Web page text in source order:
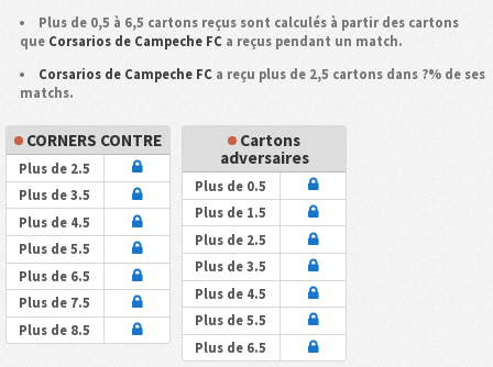
Plus de 0,5 à 6,5 cartons reçus sont calculés à partir des cartons
que Corsarios de Campeche FCa reçus pendant un match.
Corsarios de Campeche FC a reçu plus de 2,5 cartons dans ?% de ses
matchs.
CORNERS CONTRE
Plus de 2.5
Plus de 3.5
Plus de 4.5
Plus de 5.5
Plus de 6.5
Plus de 7.5
Plus de 8.5
Cartons
adversaires
Plus de 0.5
Plus de 1.5
Plus de 2.5
Plus de 3.5
Plus de 4.5
Plus de 5.5
Plus de 6.5